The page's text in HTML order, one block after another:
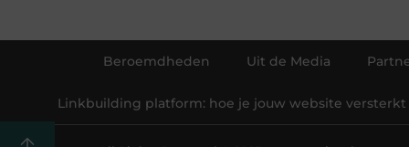
Beroemdheden Uit de Media
Linkbuilding platform: hoe je jouw website